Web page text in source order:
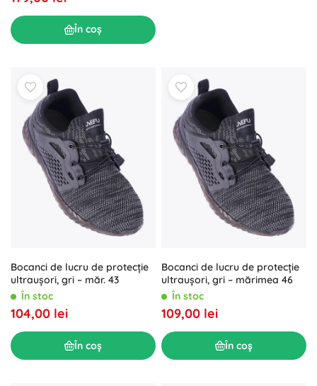
În coș
Bocanci de lucru de protecție
ultraușori, gri – măr. 43
În stoc
104,00 lei
În coș
Bocanci de lucru de protecție
ultraușori, gri – mărimea 46
În stoc
109,00 lei
În coș